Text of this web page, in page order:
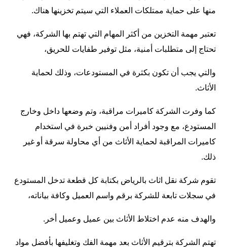
منها على حماية ممتلكات العملاء التي سيتم تخزينها هناك.
تعتبر مهمة التخزين من أكثر المهام التي تهتم بها الشركة، فهي
تحتاج إلى متطلبات أمنية، مثل توفير طفايات للحريق،
والتي يجب أن تكون بكثرة في المستودعات، وذلك لحماية
الأثاث.
كما وفرت الشركة كاميرات مراقبة، وتم وضعها داخل وخارج
المستودع، مع وجود أفراد أمن وفنيين خبرة في استخدام
كاميرات المراقبة لحماية الأثاث من أي محاولة سرقة أو غير
ذلك.
تقوم شركة نقل اثاث بالرياض بكتابة كل قطعة تدخل المستودع
في سجلات تابعة للشركة برقم واسم العميل وكافة بياناته،
والهدف منه عدم اختلاط الأثاث بين عميل وعميل أخر.
تهتم الشركة بترقيم الأثاث بعد مهمة الفك وتغليفها بأفضل مواد